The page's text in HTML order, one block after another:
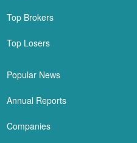
Top Brokers
Top Losers
Popular News
Annual Reports
Companies